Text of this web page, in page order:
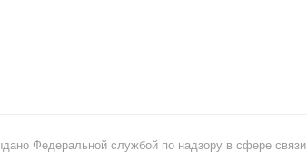
Федеральной службой по надзору в сфере связи,